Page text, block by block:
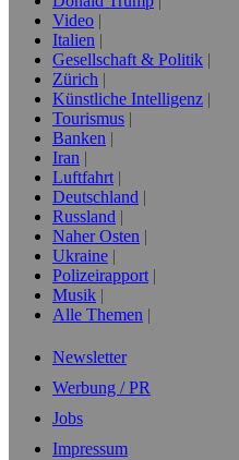
Video
Italien
Gesellschaft & Politik
Zürich
Künstliche Intelligenz
Tourismus
Banken
Iran
Luftfahrt
Deutschland
Russland
Naher Osten
Ukraine
Polizeirapport
Musik
Alle Themen
Newsletter
Werbung / PR
Jobs
Impressum